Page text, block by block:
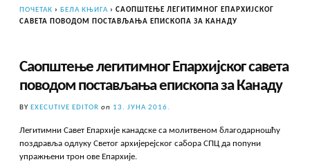
ПОЧЕТАК › БЕЛА КЊИГА › САОПШТЕЊЕ ЛЕГИТИМНОГ ЕПАРХИЈСКОГ
САВЕТА ПОВОДОМ ПОСТАВЉАЊА ЕПИСКОПА ЗА КАНАДУ
Саопштење легитимног Епархијског савета
поводом постављања епископа за Канаду
BYEXECUTIVE EDITOR on 13. ЈУНА 2016.
Легитимни Савет Епархије канадске са молитвеном благодарношћу
поздравља одлуку Светог архијерејског сабора СПЦ да попуни
упражњени трон ове Епархије.